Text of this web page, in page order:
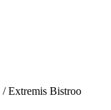
/ Extremis Bistroo